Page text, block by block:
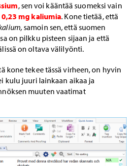
, sen voi kääntää suomeksi vain
0,23 mg kaliumia. Kone tietää, että
samoin sen, että suomen
on pilkku pisteen sijaan ja että
on oltava välilyönti.
kone tekee tässä virheen, on hyvin
kulu juuri lainkaan aikaa ja
muuten vaatimat